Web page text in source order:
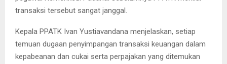
transaksi tersebut sangat janggal.
Kepala PPATK Ivan Yustiavandana menjelaskan, setiap
temuan dugaan penyimpangan transaksi keuangan dalam
kepabeanan dan cukai serta perpajakan yang ditemukan